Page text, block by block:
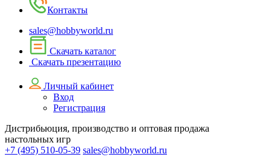
Контакты
sales@hobbyworld.ru
Скачать каталог
Скачать презентацию
Личный кабинет
Вход
Регистрация
Дистрибьюция, производство и оптовая продажа
настольных игр
+7 (495) 510-05-39 sales@hobbyworld.ru